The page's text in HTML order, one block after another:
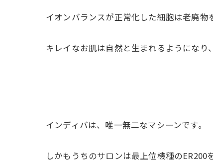
イオンバランスが正常化した細胞は老廃物
キレイなお肌は自然と生まれるようになり
インディバは、唯一無二なマシーンです。
しかもうちのサロンは最上位機種のER200